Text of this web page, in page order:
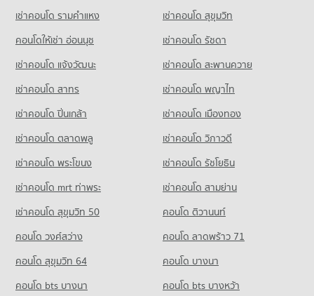
มีคอนโดให้เช่า 461 ประกาศ
ขายคอนโด รร.สายน้ำผึ้ง
มีคอนโดขาย 244 ประกาศ
334 โครงการ
คอนโดให้เช่า รร.สมาคมไทย-ญี่ปุ่น
มีคอนโดขาย 240 ประกาศ
คอนโด รร.สาธิตม.ศรีนครินทรวิโรฒ ประสานมิตร
778 โครงการ
คอนโดให้เช่า รร.สาธิตม.ศรีนครินทรวิโรฒ ประสานมิตร
มีคอนโดให้เช่า 400 ประกาศ
ขายคอนโด รร.สาธิตม.ศรีนครินทรวิโรฒ ประสานมิตร
คอนโด เจ อเวนิว ทองหล่อ
305 โครงการ
คอนโดให้เช่า เจ อเวนิว ทองหล่อ
มีคอนโดให้เช่า 235 ประกาศ
ขายคอนโด เจ อเวนิว ทองหล่อ
มีคอนโดขาย 138 ประกาศ
คอนโด บิ๊กซี ซูเปอร์เซ็นเตอร์ เอกมัย
คอนโดให้เช่า บิ๊กซี ซูเปอร์เซ็นเตอร์ เอกมัย
มีคอนโดให้เช่า 412 ประกาศ
ขายคอนโด บิ๊กซี ซูเปอร์เซ็นเตอร์ เอกมัย
มีคอนโดขาย 246 ประกาศ
673 โครงการ
คอนโดให้เช่า เทสโก้โลตัส เอ็กตร้า พระราม 4
ขายคอนโด ถนนพระราม 9
มีคอนโดขาย 239 ประกาศ
1,498 โครงการ
คอนโดให้เช่า ถนนสุขุมวิท
มีคอนโดขาย 986 ประกาศ
คอนโด ชาญอิสสระ ทาวเวอร์ 2
132 โครงการ
คอนโดให้เช่า ชาญอิสสระ ทาวเวอร์ 2
มีคอนโดให้เช่า 96 ประกาศ
ขายคอนโด ชาญอิสสระ ทาวเวอร์ 2
คอนโด อาคารอิตัลไทย ทาวเวอร์
คอนโดให้เช่า รพ.กรุงเทพ
มีคอนโดให้เช่า 431 ประกาศ
ขายคอนโด รพ.กรุงเทพ
มีคอนโดขาย 254 ประกาศ
เช่าคอนโด รามคําแหง
เช่าคอนโด สุขุมวิท
คอนโดให้เช่า อ่อนนุช
เช่าคอนโด รัชดา
เช่าคอนโด แจ้งวัฒนะ
เช่าคอนโด สะพานควาย
เช่าคอนโด สาทร
เช่าคอนโด พญาไท
เช่าคอนโด ปิ่นเกล้า
เช่าคอนโด เมืองทอง
เช่าคอนโด ตลาดพลู
เช่าคอนโด วิภาวดี
เช่าคอนโด พระโขนง
เช่าคอนโด รัชโยธิน
เช่าคอนโด mrt ท่าพระ
เช่าคอนโด สามย่าน
เช่าคอนโด สุขุมวิท 50
คอนโด ติวานนท์
คอนโด วงศ์สว่าง
คอนโด ลาดพร้าว 71
คอนโด สุขุมวิท 64
คอนโด บางนา
คอนโด bts บางนา
คอนโด bts บางหว้า